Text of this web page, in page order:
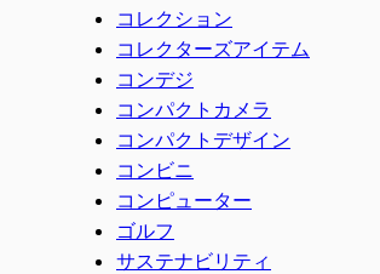
コレクション
コレクターズアイテム
コンデジ
コンパクトカメラ
コンパクトデザイン
コンビニ
コンピューター
ゴルフ
サステナビリティ